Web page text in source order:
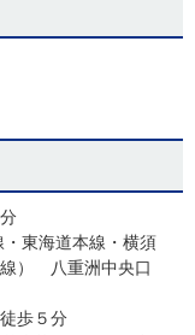
東海道本線・横須
線） 八重洲中央口
歩５分